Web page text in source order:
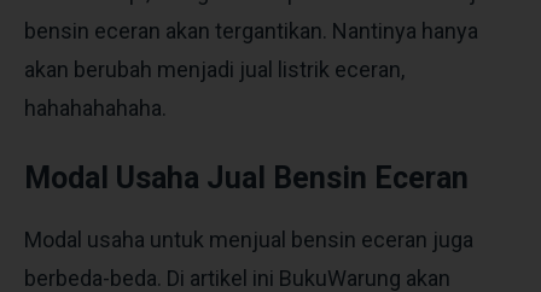
bensin eceran akan tergantikan. Nantinya hanya
akan berubah menjadi jual listrik eceran,
hahahahahaha.
Modal Usaha Jual Bensin Eceran
Modal usaha untuk menjual bensin eceran juga
berbeda-beda. Di artikel ini BukuWarung akan